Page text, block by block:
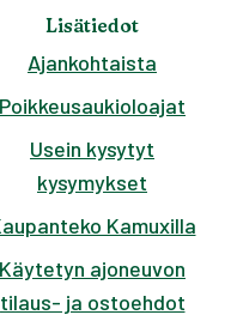
Lisätiedot
Ajankohtaista
Poikkeusaukioloajat
Usein kysytyt
kysymykset
Kamuxilla
Käytetyn ajoneuvon
tilaus- ja ostoehdot